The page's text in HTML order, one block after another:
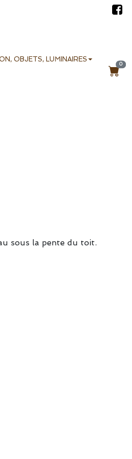
OBJETS, LUMINAIRES
0
sous la pente du toit.